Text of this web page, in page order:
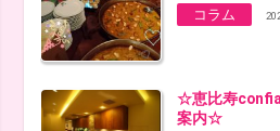
コラム
☆恵比寿
案内☆